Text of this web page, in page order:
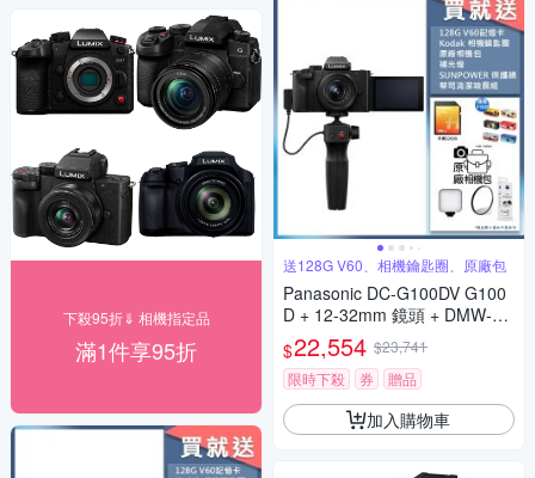
下殺95折⇓ 相機指定品
滿1件享95折
送128G V60、相機鑰匙圈、原廠包
Panasonic DC-G100DV G100
D + 12-32mm 鏡頭 + DMW-SH
GR2 三腳架握把組 公司貨
$22,554 $23,741
限時下殺
券 贈品
加入購物車